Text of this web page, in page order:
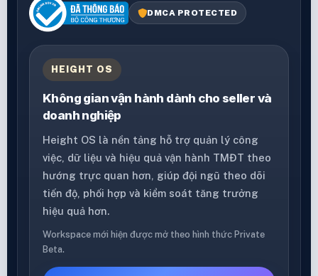
DMCA PROTECTED
HEIGHT OS
Không gian vận hành dành cho seller và
doanh nghiệp
Height OS là nền tảng hỗ trợ quản lý công
việc, dữ liệu và hiệu quả vận hành TMĐT theo
hướng trực quan hơn, giúp đội ngũ theo dõi
tiến độ, phối hợp và kiểm soát tăng trưởng
hiệu quả hơn.
Workspace mới hiện được mở theo hình thức Private
Beta.